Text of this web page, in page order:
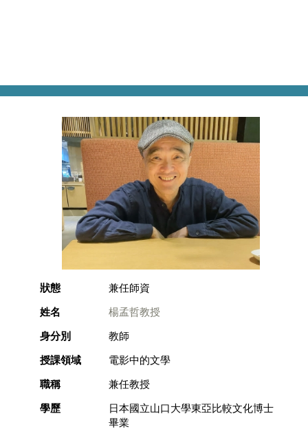
狀態
兼任師資
姓名
楊孟哲教授
身分別
教師
授課領域
電影中的文學
職稱
兼任教授
學歷
日本國立山口大學東亞比較文化博士
畢業